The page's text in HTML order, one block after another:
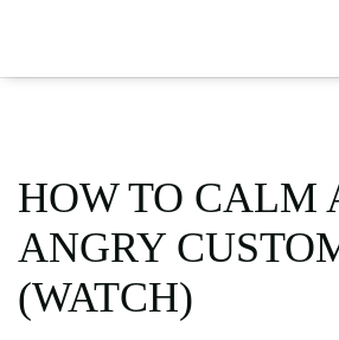
HOW TO CALM
ANGRY
(WATCH)